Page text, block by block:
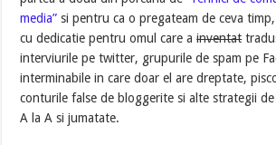
media” si pentru ca o pregateam de ceva
cu dedicatie pentru omul care ainventat
interviurile pe twitter, grupurile de spam pe
interminabile in care doar el are dreptate,
conturile false de bloggerite si alte strategii de
A la A si jumatate.